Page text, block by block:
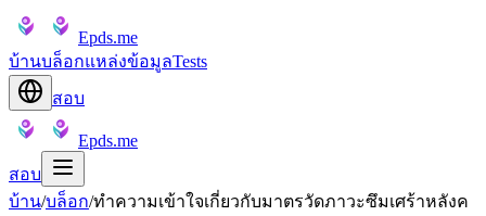
Epds.me
บ้านบล็อกแหล่งข้อมูลTests
สอบ
Epds.me
สอบ
บ้าน/บล็อก/ทำความเข้าใจเกี่ยวกับมาตรวัดภาวะซึมเศร้าหลังค